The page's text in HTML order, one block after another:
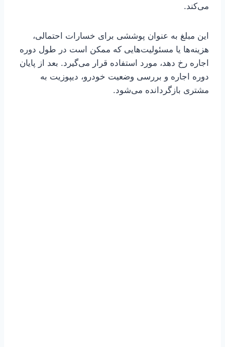
می‌کند.
این مبلغ به عنوان پوششی برای خسارات احتمالی،
هزینه‌ها یا مسئولیت‌هایی که ممکن است در طول دوره
اجاره رخ دهد، مورد استفاده قرار می‌گیرد. بعد از پایان
دوره اجاره و بررسی وضعیت خودرو، دیپوزیت به
مشتری بازگردانده می‌شود.